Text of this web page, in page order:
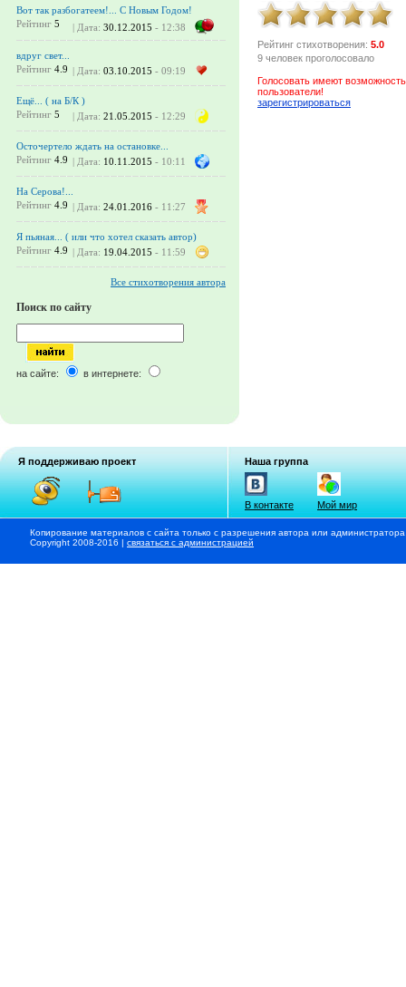
Вот так разбогатеем!... С Новым Годом!
Рейтинг 5 | Дата: 30.12.2015 - 12:38
вдруг свет...
Рейтинг 4.9 | Дата: 03.10.2015 - 09:19
Ещё... ( на Б/К )
Рейтинг 5 | Дата: 21.05.2015 - 12:29
Осточертело ждать на остановке...
Рейтинг 4.9 | Дата: 10.11.2015 - 10:11
На Серова!...
Рейтинг 4.9 | Дата: 24.01.2016 - 11:27
Я пьяная... ( или что хотел сказать автор)
Рейтинг 4.9 | Дата: 19.04.2015 - 11:59
Все стихотворения автора
Поиск по сайту
на сайте: в интернете:
Рейтинг стихотворения: 5.0
9 человек проголосовало
Голосовать имеют
пользователи!
зарегистрироваться
Я поддерживаю проект Наша группа
В контакте Мой мир
Копирование материалов с сайта только с разрешения автора или
Copyright 2008-2016 | связаться с администрацией